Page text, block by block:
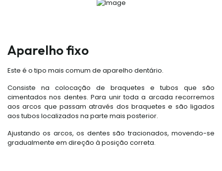
Aparelho fixo
Este é o tipo mais comum de aparelho dentário.
Consiste na colocação de braquetes e tubos que são
cimentados nos dentes. Para unir toda a arcada recorremos
aos arcos que passam através dos braquetes e são ligados
aos tubos localizados na parte mais posterior.
Ajustando os arcos, os dentes são tracionados, movendo-se
gradualmente em direção à posição correta.